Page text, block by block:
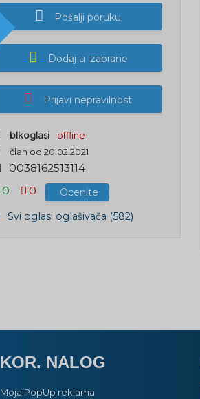
Pošalji poruku
Dodaj u izabrane
Prijavi nepravilnost
blkoglasi
offline
član od 20.02.2021
0038162513114
0
0
Ocenite
Svi oglasi oglašivača (582)
KOR. NALOG
Moja PopUp reklama